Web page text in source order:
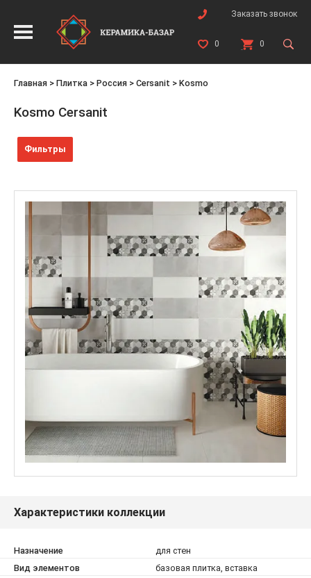
Заказать звонок
0 0
Главная > Плитка > Россия > Cersanit > Kosmo
Kosmo Cersanit
Фильтры
Характеристики коллекции
Назначение
для стен
Вид элементов
базовая плитка, вставка